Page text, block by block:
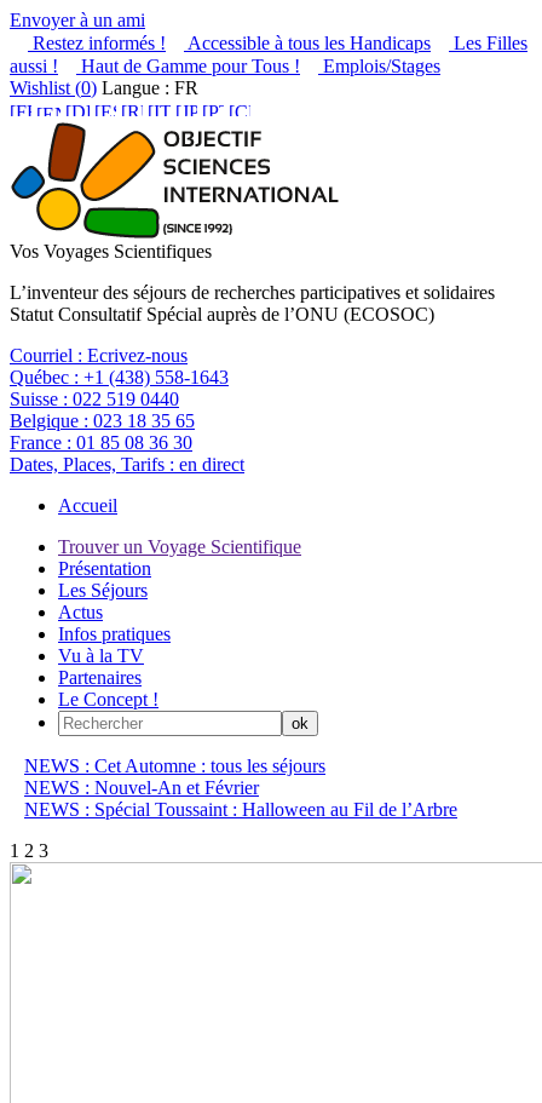
Envoyer à un ami
Restez informés !
Accessible à tous les Handicaps
Les Filles
aussi !
Haut de Gamme pour Tous !
Emplois/Stages
Wishlist (0) Langue : FR
Vos Voyages Scientifiques
L’inventeur des séjours de recherches participatives et solidaires
Statut Consultatif Spécial auprès de l’ONU (ECOSOC)
Courriel : Ecrivez-nous
Québec : +1 (438) 558-1643
Suisse : 022 519 0440
Belgique : 023 18 35 65
France : 01 85 08 36 30
Dates, Places, Tarifs : en direct
Accueil
Trouver un Voyage Scientifique
Présentation
Les Séjours
Actus
Infos pratiques
Vu à la TV
Partenaires
Le Concept !
NEWS : Cet Automne : tous les séjours
NEWS : Nouvel-An et Février
NEWS : Spécial Toussaint : Halloween au Fil de l’Arbre
1 2 3